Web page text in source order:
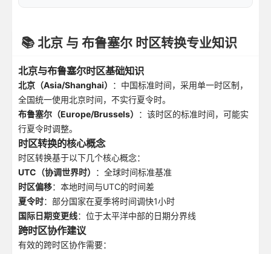
📚 北京 与 布鲁塞尔 时区转换专业知识
北京与布鲁塞尔时区基础知识
北京（Asia/Shanghai）
：中国标准时间，采用单一时区制，
全国统一使用北京时间，不实行夏令时。
布鲁塞尔（Europe/Brussels）
：该时区的标准时间，可能实
行夏令时调整。
时区转换的核心概念
时区转换基于以下几个核心概念：
UTC（协调世界时）
：全球时间标准基准
时区偏移：本地时间与UTC的时间差
夏令时：部分国家在夏季将时间调快1小时
国际日期变更线：位于太平洋中部的日期分界线
跨时区协作建议
有效的跨时区协作需要：